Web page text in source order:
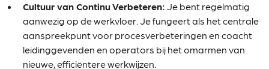
Cultuur van Continu Verbeteren: Je bent regelmatig
aanwezig op de werkvloer. Je fungeert als het centrale
aanspreekpunt voor procesverbeteringen en coacht
leidinggevenden en operators bij het omarmen van
nieuwe, efficiëntere werkwijzen.